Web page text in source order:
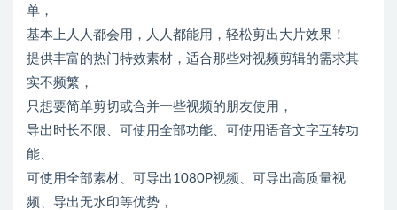
单，
基本上人人都会用，人人都能用，轻松剪出大片效果！
提供丰富的热门特效素材，适合那些对视频剪辑的需求其
实不频繁，
只想要简单剪切或合并一些视频的朋友使用，
导出时长不限、可使用全部功能、可使用语音文字互转功
能、
可使用全部素材、可导出1080P视频、可导出高质量视
频、导出无水印等优势，